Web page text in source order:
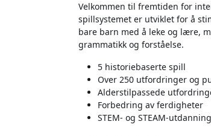
Velkommen til fremtiden for
spillsystemet er utviklet for å
bare barn med å leke og lære,
grammatikk og forståelse.
5 historiebaserte spill
Over 250 utfordringer og
Alderstilpassede
Forbedring av ferdigheter
STEM- og STEAM-utdanning